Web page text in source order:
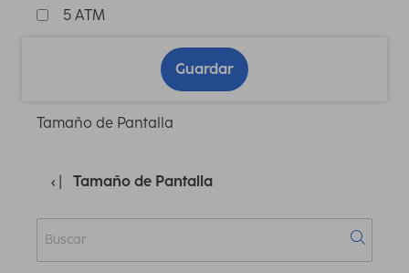
5 ATM
Guardar
Tamaño de Pantalla
Tamaño de Pantalla